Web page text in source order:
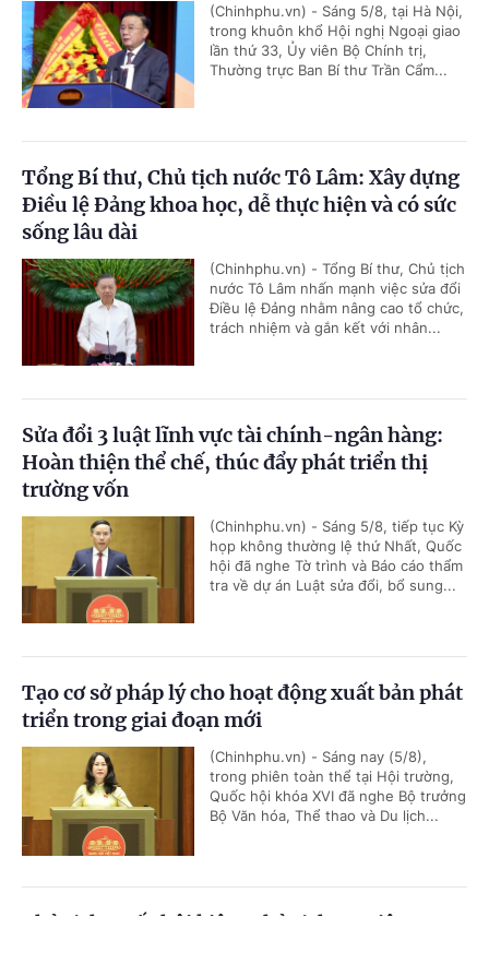
(Chinhphu.vn) - Sáng 5/8, tại Hà Nội,
trong khuôn khổ Hội nghị Ngoại giao
lần thứ 33, Ủy viên Bộ Chính trị,
Thường trực Ban Bí thư Trần Cẩm...
Tổng Bí thư, Chủ tịch nước Tô Lâm: Xây dựng
Điều lệ Đảng khoa học, dễ thực hiện và có sức
sống lâu dài
(Chinhphu.vn) - Tổng Bí thư, Chủ tịch
nước Tô Lâm nhấn mạnh việc sửa đổi
Điều lệ Đảng nhằm nâng cao tổ chức,
trách nhiệm và gắn kết với nhân...
Sửa đổi 3 luật lĩnh vực tài chính-ngân hàng:
Hoàn thiện thể chế, thúc đẩy phát triển thị
trường vốn
(Chinhphu.vn) - Sáng 5/8, tiếp tục Kỳ
họp không thường lệ thứ Nhất, Quốc
hội đã nghe Tờ trình và Báo cáo thẩm
tra về dự án Luật sửa đổi, bổ sung...
Tạo cơ sở pháp lý cho hoạt động xuất bản phát
triển trong giai đoạn mới
(Chinhphu.vn) - Sáng nay (5/8),
trong phiên toàn thể tại Hội trường,
Quốc hội khóa XVI đã nghe Bộ trưởng
Bộ Văn hóa, Thể thao và Du lịch...
Chủ tịch Quốc hội kiêm Chủ tịch Hạ viện